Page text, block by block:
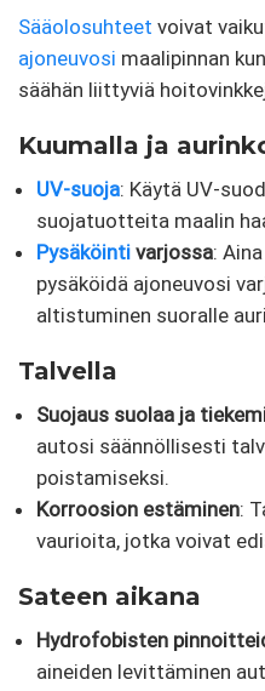
Sääolosuhteet voivat
ajoneuvosi maalipinnan
säähän liittyviä
Kuumalla ja
UV-suoja: Käytä UV-
suojatuotteita maalin
Pysäköinti varjossa:
pysäköidä ajoneuvosi
altistuminen suoralle
Talvella
Suojaus suolaa ja
autosi säännöllisesti
poistamiseksi.
Korroosion estäminen:
vaurioita, jotka voivat
Sateen aikana
Hydrofobisten
aineiden levittäminen